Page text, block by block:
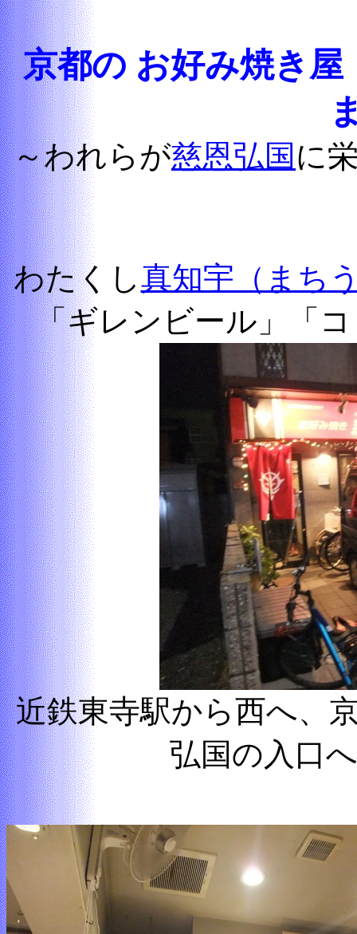
京都の お好み焼き
～われらが慈恩弘国 に
わたくし真知宇（まち
「ギレンビール」「
近鉄東寺駅から西へ、
弘国の入口